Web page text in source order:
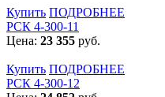
Купить ПОДРОБНЕЕ
РСК 4-300-11
Цена: 23 355 руб.
Купить ПОДРОБНЕЕ
РСК 4-300-12